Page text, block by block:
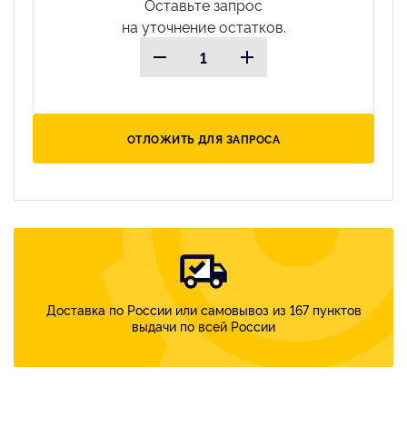
Оставьте запрос
на уточнение остатков.
ОТЛОЖИТЬ ДЛЯ ЗАПРОСА
Доставка по России или самовывоз из 167 пунктов
выдачи по всей России